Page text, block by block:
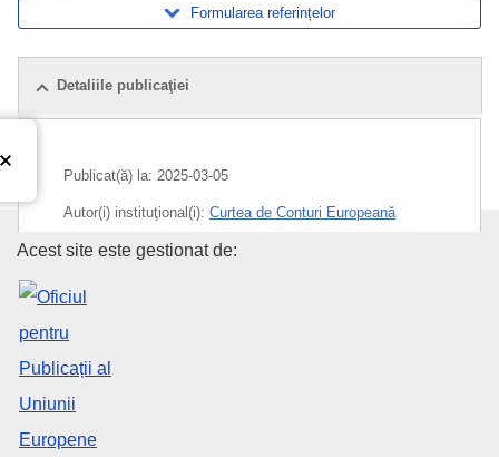
Formularea referințelor
Detaliile publicaţiei
Publicat(ă) la: 2025-03-05
Autor(i) instituţional(i): Curtea de Conturi Europeană
Subiecte: acțiune a UE,măsuri pentru controlul poluării
poluare marină
Oficiul pentru Publicații al
Acest site este gestionat de: